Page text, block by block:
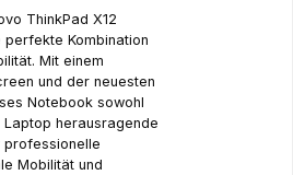
ThinkPad X12
Kombination
Mit einem
und der neuesten
Notebook sowohl
herausragende
Mobilität und